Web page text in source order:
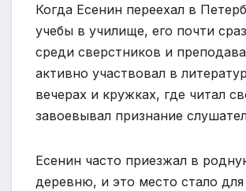
Когда Есенин переехал в
учебы в училище, его почти
среди сверстников и
активно участвовал в
вечерах и кружках, где читал
завоевывал признание
Есенин часто приезжал в
деревню, и это место стало для